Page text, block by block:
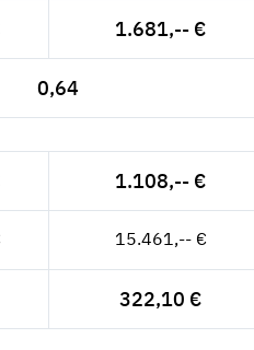
1.681,-- €
0,64
1.108,-- €
15.461,-- €
322,10 €